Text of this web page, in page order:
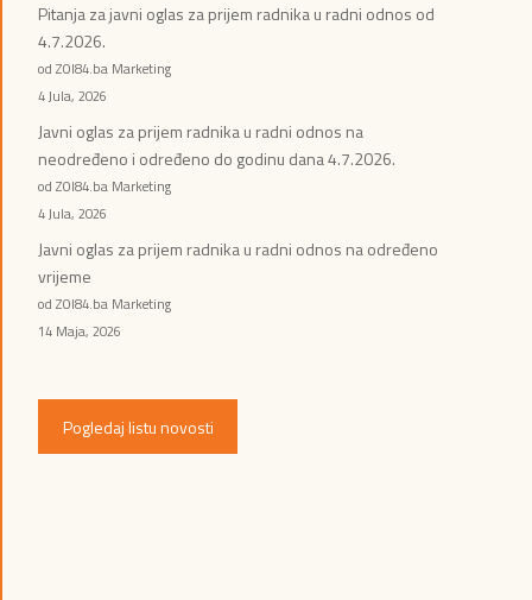
Pitanja za javni oglas za prijem radnika u radni odnos od
4.7.2026.
od ZOI84.ba Marketing
4 Jula, 2026
Javni oglas za prijem radnika u radni odnos na
neodređeno i određeno do godinu dana 4.7.2026.
od ZOI84.ba Marketing
4 Jula, 2026
Javni oglas za prijem radnika u radni odnos na određeno
vrijeme
od ZOI84.ba Marketing
14 Maja, 2026
Pogledaj listu novosti